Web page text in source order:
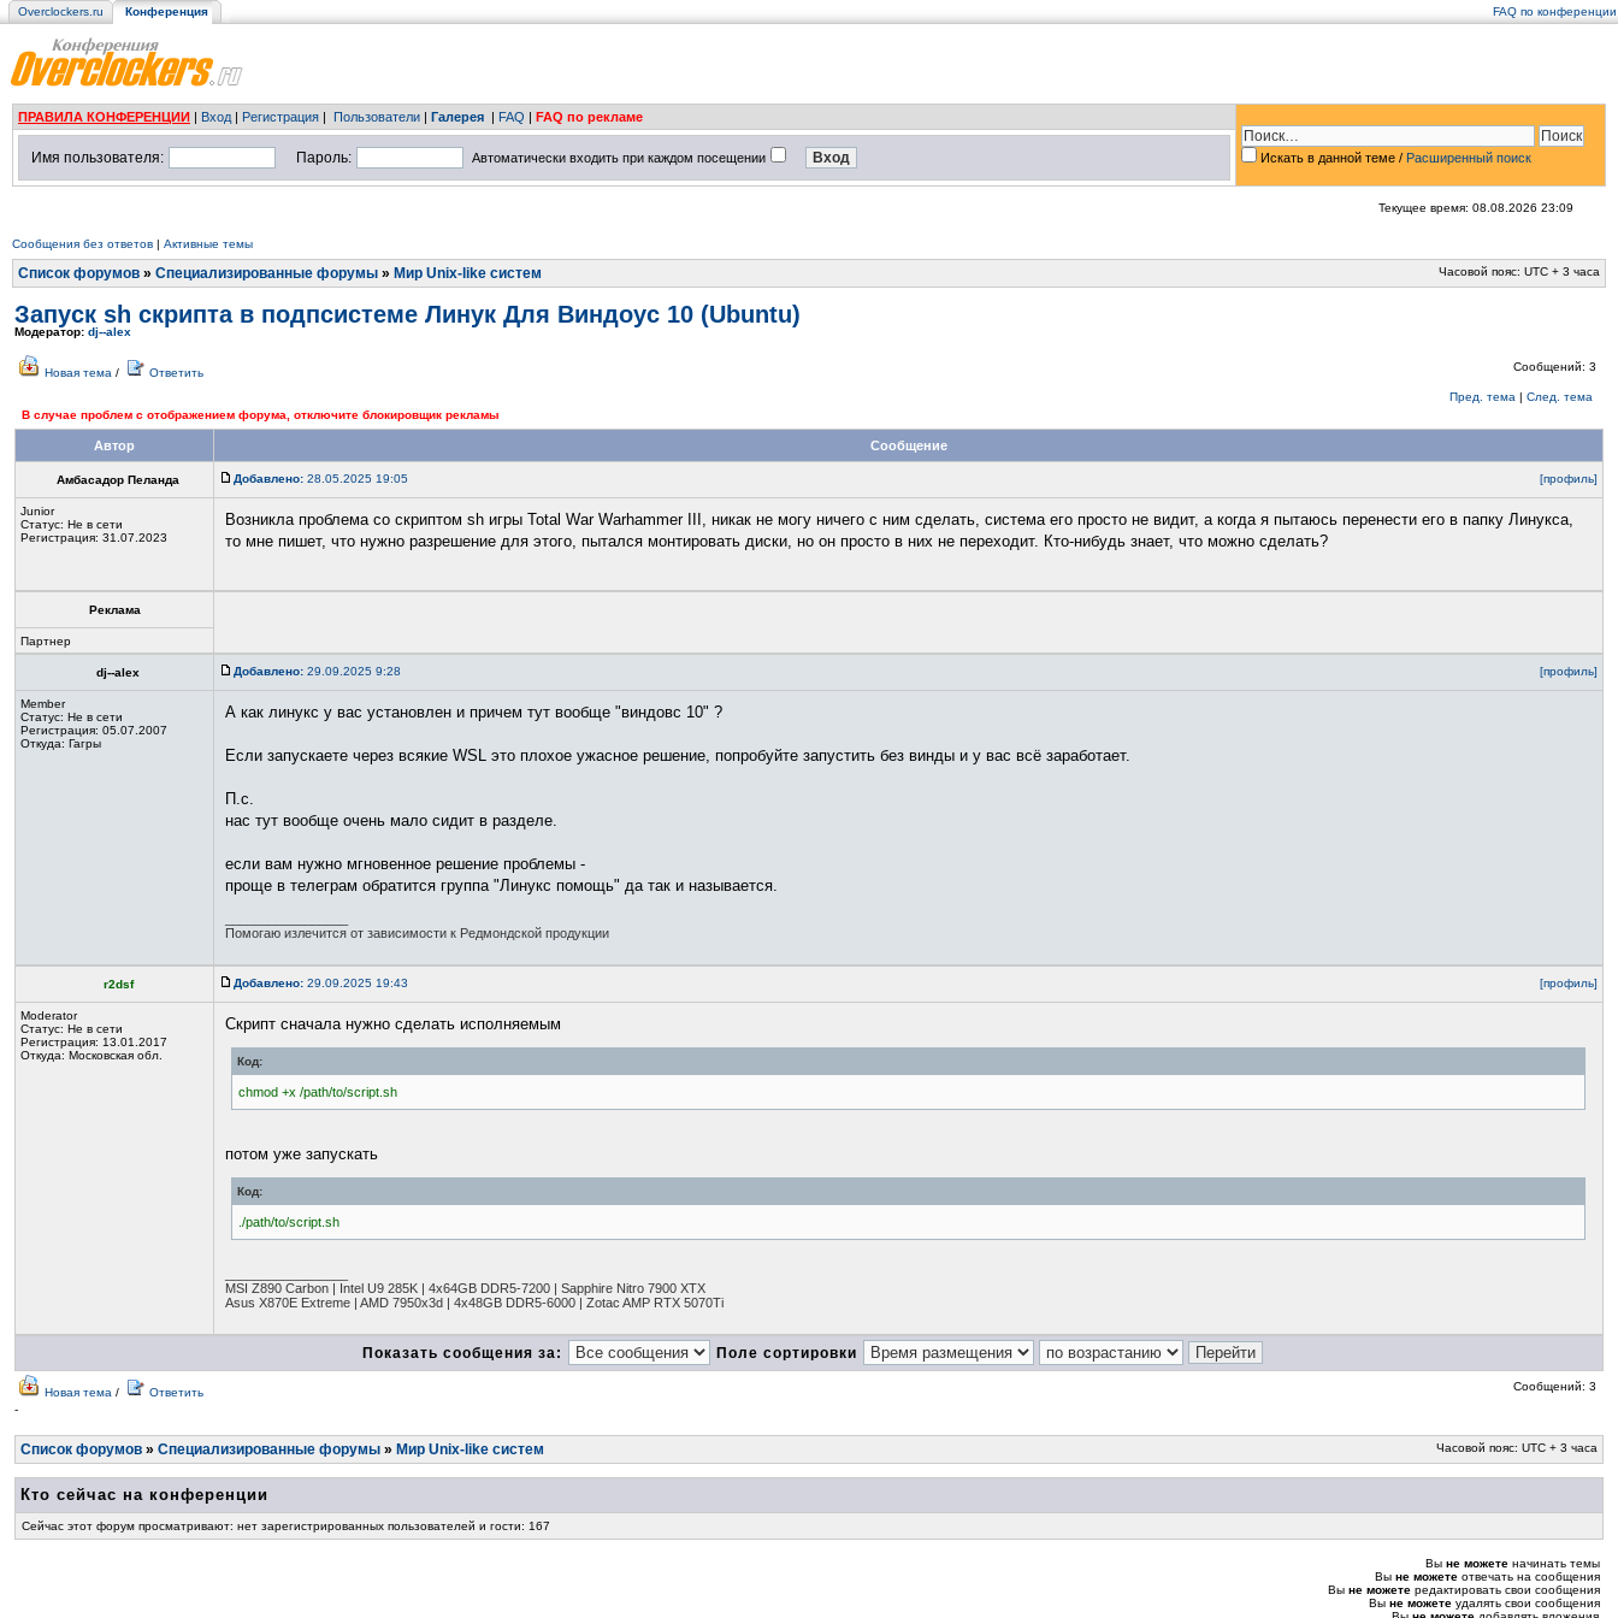
Overclockers.ru Конференция FAQ по конференции
ПРАВИЛА КОНФЕРЕНЦИИ | Вход | Регистрация | Пользователи | Галерея | FAQ | FAQ по рекламе
Искать в данной теме / Расширенный поиск
Имя пользователя: Пароль: Автоматически входить при каждом посещении
Текущее время: 08.08.2026 23:09
Сообщения без ответов | Активные темы
Список форумов » Специализированные форумы » Мир Unix-like систем Часовой пояс: UTC + 3 часа
Запуск sh скрипта в подпсистеме Линук Для Виндоус 10 (Ubuntu)
Модератор: dj--alex
Новая тема / Ответить Сообщений: 3
Пред. тема | След. тема
В случае проблем с отображением форума, отключите блокировщик рекламы
Автор Сообщение
Амбасадор Пеланда Добавлено: 28.05.2025 19:05 [профиль]
Junior
Статус: Не в сети
Регистрация: 31.07.2023
Возникла проблема со скриптом sh игры Total War Warhammer III, никак не могу ничего с ним сделать, система его просто не видит, а когда я пытаюсь перенести его в папку Линукса,
то мне пишет, что нужно разрешение для этого, пытался монтировать диски, но он просто в них не переходит. Кто-нибудь знает, что можно сделать?
Реклама
Партнер
dj--alex Добавлено: 29.09.2025 9:28 [профиль]
Member
Статус: Не в сети
Регистрация: 05.07.2007
Откуда: Гагры
А как линукс у вас установлен и причем тут вообще "виндовс 10" ?
Если запускаете через всякие WSL это плохое ужасное решение, попробуйте запустить без винды и у вас всё заработает.
П.с.
нас тут вообще очень мало сидит в разделе.
если вам нужно мгновенное решение проблемы -
проще в телеграм обратится группа "Линукс помощь" да так и называется.
Помогаю излечится от зависимости к Редмондской продукции
r2dsf Добавлено: 29.09.2025 19:43 [профиль]
Moderator
Статус: Не в сети
Регистрация: 13.01.2017
Откуда: Московская обл.
Скрипт сначала нужно сделать исполняемым
Код:
chmod +x /path/to/script.sh
потом уже запускать
Код:
./path/to/script.sh
MSI Z890 Carbon | Intel U9 285K | 4x64GB DDR5-7200 | Sapphire Nitro 7900 XTX
Asus X870E Extreme | AMD 7950x3d | 4x48GB DDR5-6000 | Zotac AMP RTX 5070Ti
Показать сообщения за: Поле сортировки
Новая тема / Ответить
Сообщений: 3
-
Список форумов » Специализированные форумы » Мир Unix-like систем Часовой пояс: UTC + 3 часа
Кто сейчас на конференции
Сейчас этот форум просматривают: нет зарегистрированных пользователей и гости: 167
Вы не можете начинать темы
Вы не можете отвечать на сообщения
Вы не можете редактировать свои сообщения
Вы не можете удалять свои сообщения